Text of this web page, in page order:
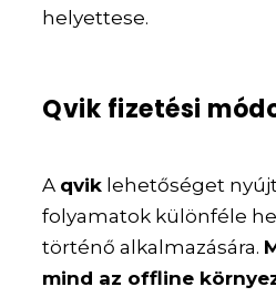
helyettese.
Qvik fizetési
A qvik lehetőséget
folyamatok különféle
történő alkalmazására.
mind az offline